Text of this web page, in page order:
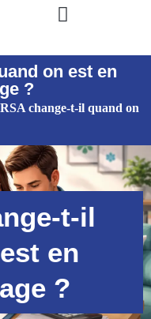
on est en
?
change-t-il quand on
t-il
en
?